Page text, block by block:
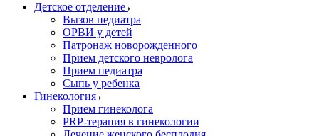
Детское отделение
Вызов педиатра
ОРВИ у детей
Патронаж новорожденного
Прием детского невролога
Прием педиатра
Сыпь у ребенка
Гинекология
Прием гинеколога
PRP-терапия в гинекологии